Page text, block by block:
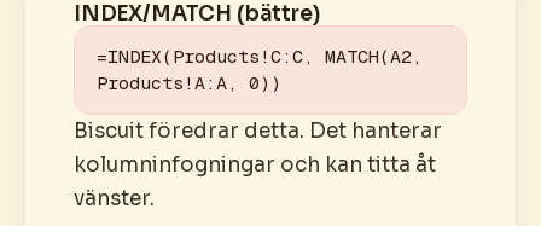
INDEX/MATCH (bättre)
=INDEX(Products!C:C, MATCH(A2,
Products!A:A, 0))
Biscuit föredrar detta. Det hanterar
kolumninfogningar och kan titta åt
vänster.